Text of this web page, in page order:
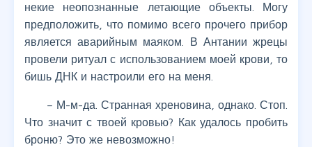
некие неопознанные летающие объекты. Могу
предположить, что помимо всего прочего прибор
является аварийным маяком. В Антании жрецы
провели ритуал с использованием моей крови, то
бишь ДНК и настроили его на меня.
– М-м-да. Странная хреновина, однако. Стоп.
Что значит с твоей кровью? Как удалось пробить
броню? Это же невозможно!